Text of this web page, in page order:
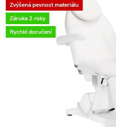
Zvýšená pevnost materiálu
Záruka 2 roky
Rychlé doručení